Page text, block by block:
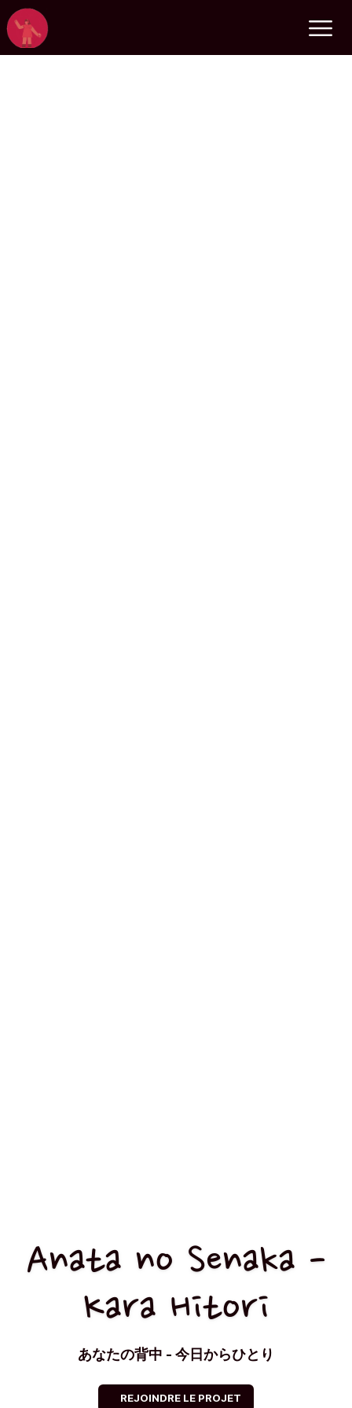
Anata no Senaka -
Kara Hitori
あなたの背中 - 今日からひとり
REJOINDRE LE PROJET